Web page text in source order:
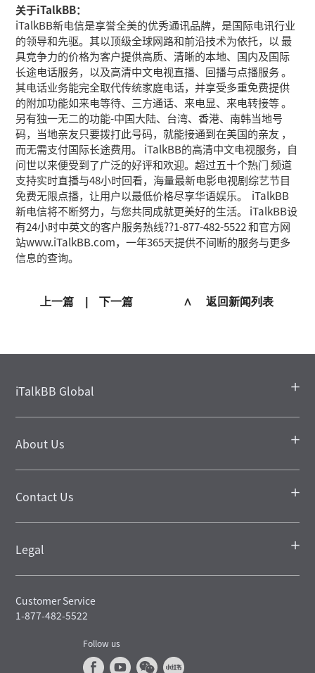
关于iTalkBB：
iTalkBB新电信是享誉全美的优秀通讯品牌，是国际电讯行业
的领导和先驱。其以顶级全球网路和前沿技术为依托，以 最
具竞争力的价格为客户提供高质、清晰的本地、国内及国际
长途电话服务，以及高清中文电视直播、回播与点播服务 。
其电话业务能完全取代传统家庭电话，并享受多重免费提供
的附加功能如来电等待、三方通话、来电显、来电转接等 。
另有独一无二的功能-中国大陆、台湾、香港、南韩当地号
码，当地亲友只要拨打此号码，就能接通到在美国的亲友 ，
而无需支付国际长途费用。 iTalkBB的高清中文电视服务，自
问世以来便受到了广泛的好评和欢迎。超过五十个热门 频道
支持实时直播与48小时回看，海量最新电影电视剧综艺节目
免费无限点播，让用户以最低价格尽享华语娱乐。 iTalkBB
新电信将不断努力，与您共同成就更美好的生活。 iTalkBB设
有24小时中英文的客户服务热线??1-877-482-5522 和官方网
站www.iTalkBB.com，一年365天提供不间断的服务与更多
信息的查询。
上一篇 |下一篇 ∧ 返回新闻列表
iTalkBB Global
About Us
Contact Us
Legal
Customer Service
1-877-482-5522
Follow us